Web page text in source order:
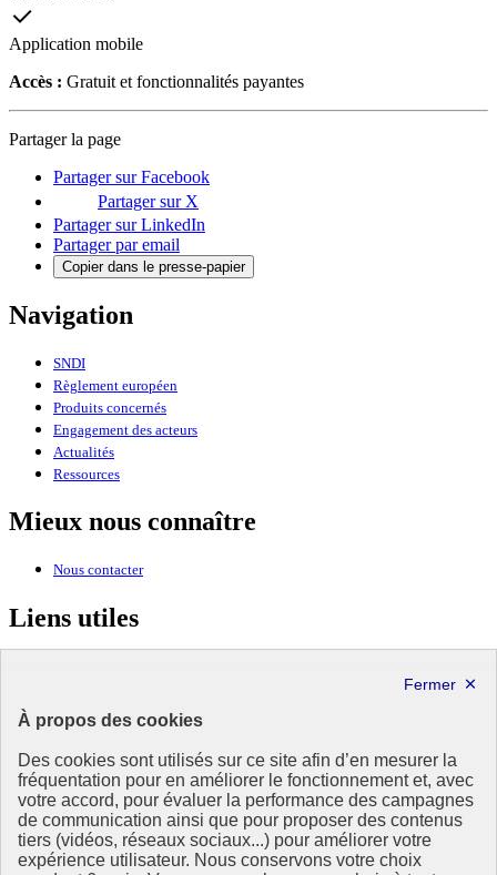
Application mobile
Accès : Gratuit et fonctionnalités payantes
Partager la page
Partager sur Facebook
Partager sur X
Partager sur LinkedIn
Partager par email
Copier dans le presse-papier
Navigation
SNDI
Règlement européen
Produits concernés
Engagement des acteurs
Actualités
Ressources
Mieux nous connaître
Nous contacter
Liens utiles
Négociations internationales sur le climat et la nature
MINISTÈRE
ÉCOLOGIQUE,
DE L'ÉNERGIE, DU CLIMAT
ET DE LA PRÉVENTION
DES RISQUES
Ce site est administré par le Commissariat général au développement
À propos des cookies
Des cookies sont utilisés sur ce site afin d’en mesurer la
fréquentation pour en améliorer le fonctionnement et, avec
votre accord, pour évaluer la performance des campagnes
de communication ainsi que pour proposer des contenus
tiers (vidéos, réseaux sociaux...) pour améliorer votre
expérience utilisateur. Nous conservons votre choix